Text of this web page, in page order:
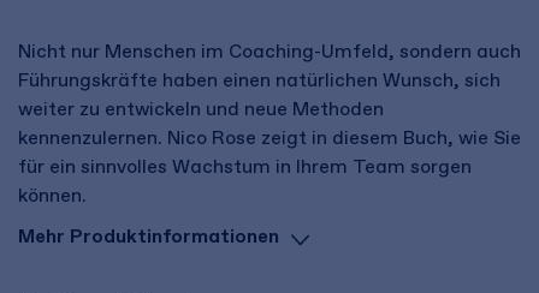
Nicht nur Menschen im Coaching-Umfeld, sondern auch
Führungskräfte haben einen natürlichen Wunsch, sich
weiter zu entwickeln und neue Methoden
kennenzulernen. Nico Rose zeigt in diesem Buch, wie Sie
für ein sinnvolles Wachstum in Ihrem Team sorgen
können.
Mehr Produktinformationen